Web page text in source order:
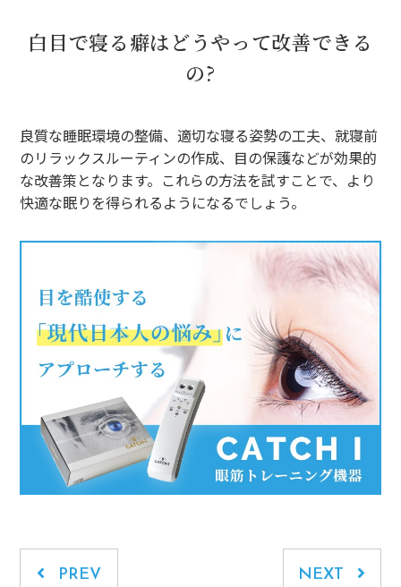
白目で寝る癖はどうやって改善できる
の?
良質な睡眠環境の整備、適切な寝る姿勢の工夫、就寝前
のリラックスルーティンの作成、目の保護などが効果的
な改善策となります。これらの方法を試すことで、より
快適な眠りを得られるようになるでしょう。
PREV NEXT